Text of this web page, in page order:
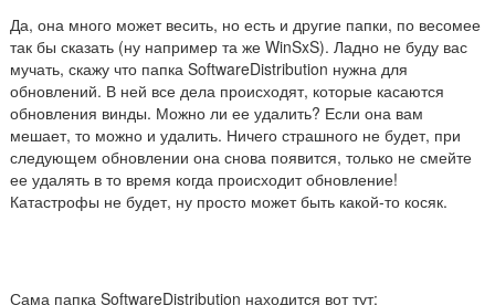
Да, она много может весить, но есть и другие папки, по весомее
так бы сказать (ну например та же WinSxS). Ладно не буду вас
мучать, скажу что папка SoftwareDistribution нужна для
обновлений. В ней все дела происходят, которые касаются
обновления винды. Можно ли ее удалить? Если она вам
мешает, то можно и удалить. Ничего страшного не будет, при
следующем обновлении она снова появится, только не смейте
ее удалять в то время когда происходит обновление!
Катастрофы не будет, ну просто может быть какой-то косяк.
Сама папка SoftwareDistribution находится вот тут: